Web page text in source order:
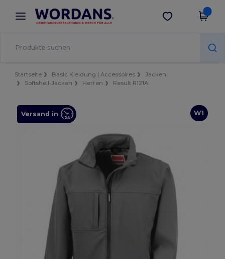
× Wordans App
Bessere Preise in der App!
App holen
Startseite Basic Kleidung | Accessoires
Jacken
Softshell-Jacken
Herren Result R121A
W1
Versand in